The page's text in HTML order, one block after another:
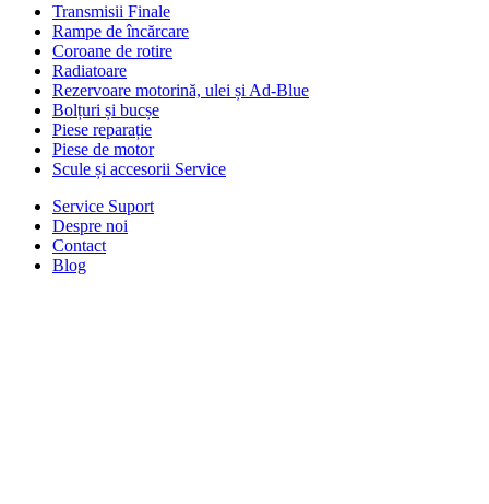
Transmisii Finale
Rampe de încărcare
Coroane de rotire
Radiatoare
Rezervoare motorină, ulei și Ad-Blue
Bolțuri și bucșe
Piese reparație
Piese de motor
Scule și accesorii Service
Service Suport
Despre noi
Contact
Blog